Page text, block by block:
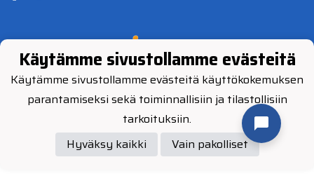
Käytämme sivustollamme evästeitä
Käytämme sivustollamme evästeitä käyttökokemuksen
parantamiseksi sekä toiminnallisiin ja tilastollisiin
tarkoituksiin.
Hyväksy kaikki
Vain pakolliset